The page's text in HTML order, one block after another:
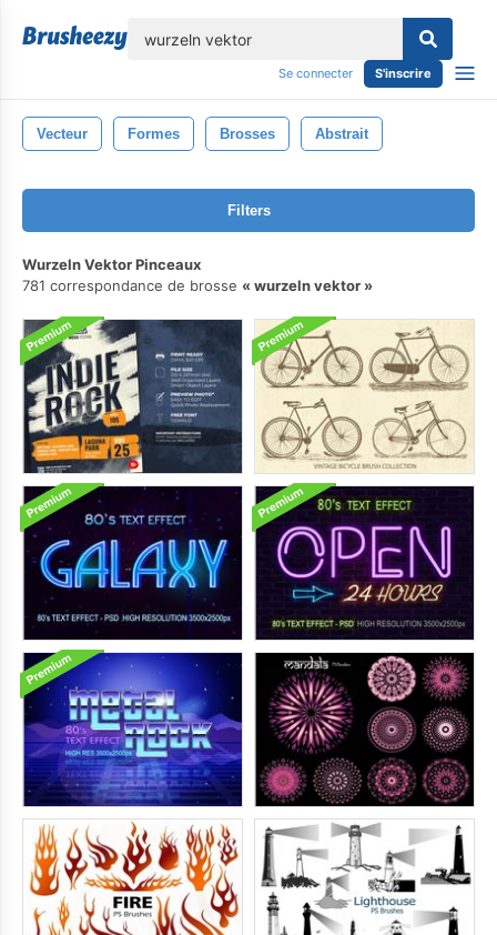
Se connecter S'inscrire
Vecteur Formes Brosses Abstrait
Filters
Wurzeln Vektor Pinceaux
781 correspondance de brosse
wurzeln vektor